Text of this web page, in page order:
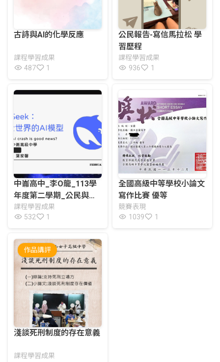
古詩與AI的化學反應
課程學習成果
487
1
公民報告-寫信馬拉松 學
習歷程
課程學習成果
936
1
中崙高中_李O龍_113學
年度第二學期_公民與社
會課程學習成果_DeepS
eek： 震撼全世界的AI
課程學習成果
532
1
全國高級中等學校小論文
寫作比賽 優等
競賽表現
1039
1
作品講評
淺談死刑制度的存在意義
課程學習成果